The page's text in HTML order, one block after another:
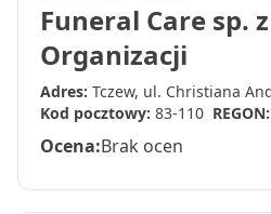
Funeral Care sp.
Organizacji
Adres: Tczew, ul. Christiana
Kod pocztowy: 83-110 REGON:
Ocena:Brak ocen